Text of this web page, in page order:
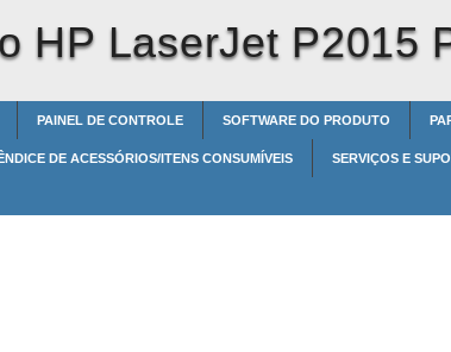
HP LaserJet P2015
PAINEL DE CONTROLE SOFTWARE DO PRODUTO
DE ACESSÓRIOS/ITENS CONSUMÍVEIS SERVIÇOS E